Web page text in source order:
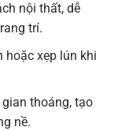
nội thất, dễ
trí.
hoặc xẹp lún khi
thoáng, tạo
nề.